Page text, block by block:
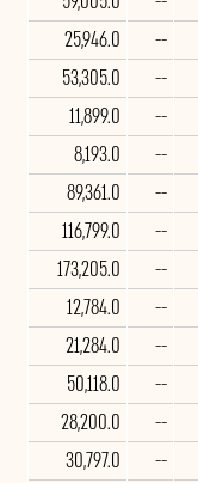
--
25,946.0
--
53,305.0
--
11,899.0
--
8,193.0
--
89,361.0
--
116,799.0
--
173,205.0
--
12,784.0
--
21,284.0
--
50,118.0
--
28,200.0
--
30,797.0